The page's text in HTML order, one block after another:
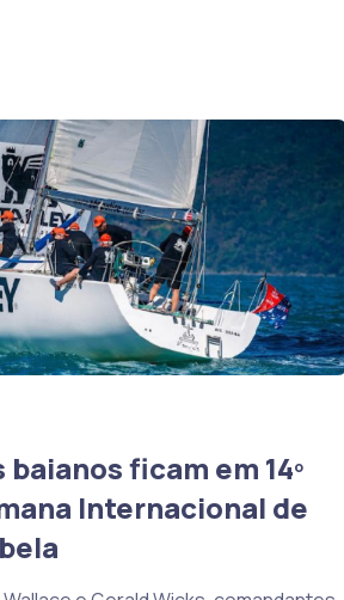
ficam em 14º
Internacional de